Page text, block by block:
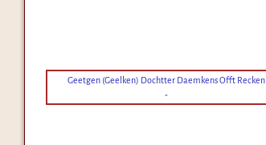
Geetgen (Geelken) Dochtter Daemkens Offt Recken
-